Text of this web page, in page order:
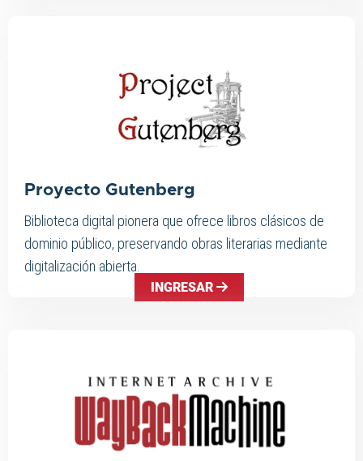
Proyecto Gutenberg
Biblioteca digital pionera que ofrece libros clásicos de
dominio público, preservando obras literarias mediante
digitalización abierta.
INGRESAR